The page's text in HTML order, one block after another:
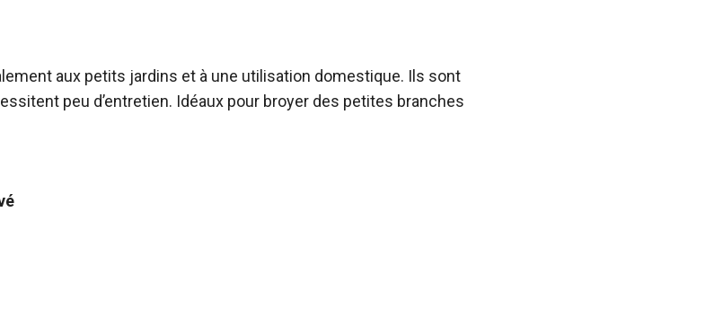
aux petits jardins et à une utilisation domestique. Ils sont
peu d’entretien. Idéaux pour broyer des petites branches